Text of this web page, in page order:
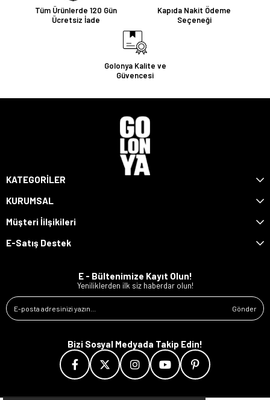
Tüm Ürünlerde 120 Gün
Ücretsiz İade
Kapıda Nakit Ödeme
Seçeneği
Golonya Kalite ve
Güvencesi
KATEGORİLER
KURUMSAL
Müşteri İilşikileri
E-Satış Destek
E - Bültenimize Kayıt Olun!
Yeniliklerden ilk siz haberdar olun!
Gönder
Bizi Sosyal Medyada Takip Edin!